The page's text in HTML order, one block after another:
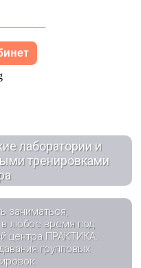
лаборатории и
тренировками
заниматься,
любое время под
центра ПРАКТИКА.
групповых